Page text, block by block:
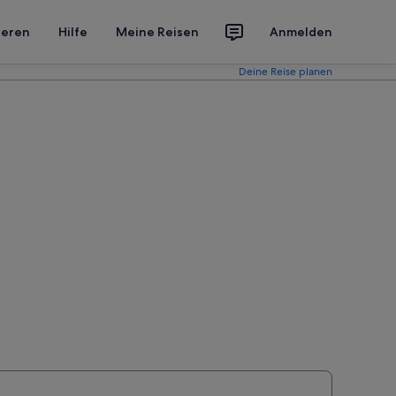
Hilfe Meine Reisen Anmelden
Deine Reise planen